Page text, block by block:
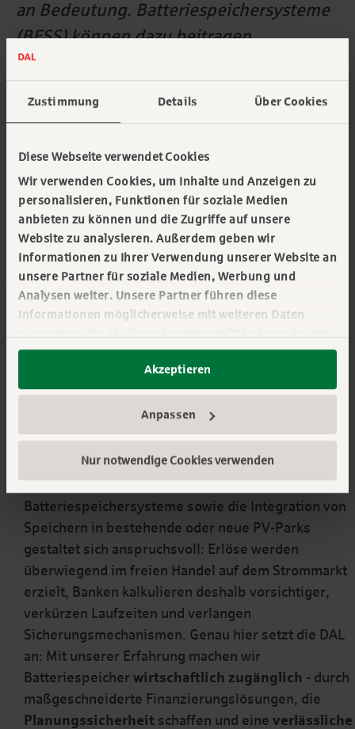
Zustimmung Details Über Cookies
Diese Webseite verwendet Cookies
Wir verwenden Cookies, um Inhalte und Anzeigen zu
personalisieren, Funktionen für soziale Medien
anbieten zu können und die Zugriffe auf unsere
Website zu analysieren. Außerdem geben wir
Informationen zu Ihrer Verwendung unserer Website an
unsere Partner für soziale Medien, Werbung und
Analysen weiter. Unsere Partner führen diese
Informationen möglicherweise mit weiteren Daten
zusammen, die Sie ihnen bereitgestellt haben oder die
sie im Rahmen Ihrer Nutzung der Dienste gesammelt
haben. Sie geben Einwilligung zu unseren Cookies,
wenn Sie unsere Webseite weiterhin nutzen.
Impressum ||Datenschutz
Akzeptieren
Anpassen
Nur notwendige Cookies verwenden
an Bedeutung. Batteriespeichersysteme
(BESS) können dazu beitragen,
Lastspitzen zu glätten, Energiekosten zu
verbessern. Sie reduzieren den Bedarf an
einen Beitrag zur Versorgungssicherheit.
Rubrik wählen:
Batteriespeicher
Beratung anfragen
Doch die hohen Investitionskosten stellen für viele
Projektierer und Unternehmen eine Hürde dar.
Insbesondere die Finanzierung großer
Batteriespeichersysteme sowie die Integration von
Speichern in bestehende oder neue PV-Parks
gestaltet sich anspruchsvoll: Erlöse werden
überwiegend im freien Handel auf dem Strommarkt
erzielt, Banken kalkulieren deshalb vorsichtiger,
verkürzen Laufzeiten und verlangen
Sicherungsmechanismen. Genau hier setzt die DAL
an: Mit unserer Erfahrung machen wir
Batteriespeicher wirtschaftlich zugänglich - durch
maßgeschneiderte Finanzierungslösungen, die
Planungssicherheit schaffen und eine verlässliche